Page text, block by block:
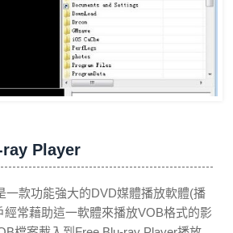
ray Player
一款功能強大的DVD媒體播放軟體(播
常藉助這一軟體來播放VOB格式的影